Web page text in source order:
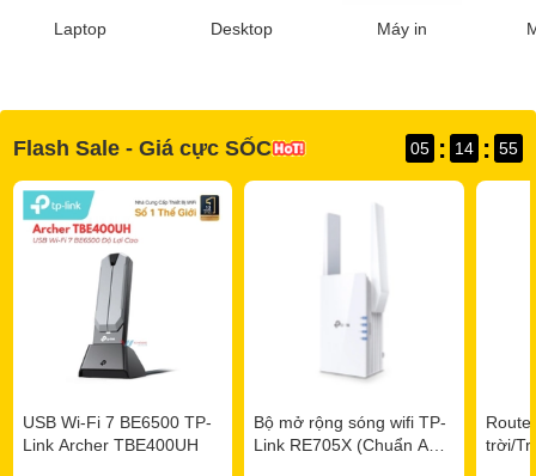
Laptop Desktop Máy in
Flash Sale - Giá cực SỐC 05 : 14 : 55
USB Wi-Fi 7 BE6500 TP-
Link Archer TBE400UH
Bộ mở rộng sóng wifi TP-
Link RE705X (Chuẩn AX/
trời/